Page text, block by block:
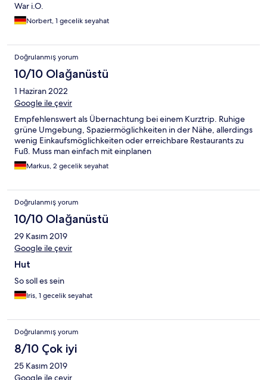
War i.O.
Norbert, 1 gecelik seyahat
Doğrulanmış yorum
10/10 Olağanüstü
1 Haziran 2022
Google ile çevir
Empfehlenswert als Übernachtung bei einem Kurztrip. Ruhige
grüne Umgebung, Spaziermöglichkeiten in der Nähe, allerdings
wenig Einkaufsmöglichkeiten oder erreichbare Restaurants zu
Fuß. Muss man einfach mit einplanen
Markus, 2 gecelik seyahat
Doğrulanmış yorum
10/10 Olağanüstü
29 Kasım 2019
Google ile çevir
Hut
So soll es sein
Iris, 1 gecelik seyahat
Doğrulanmış yorum
8/10 Çok iyi
25 Kasım 2019
Google ile çevir